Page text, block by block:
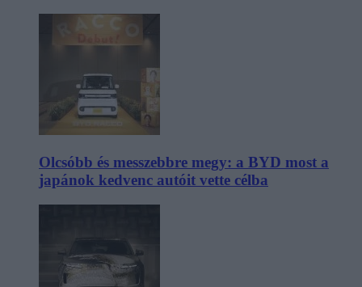
Olcsóbb és messzebbre megy: a BYD most a
japánok kedvenc autóit vette célba